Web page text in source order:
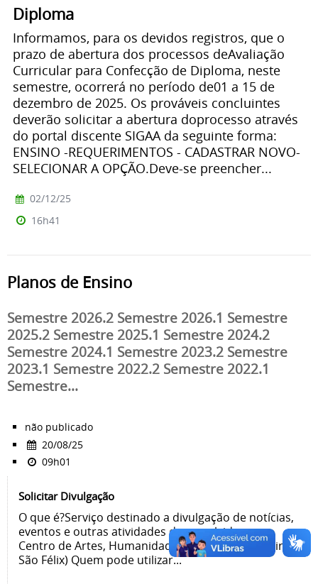
Diploma
Informamos, para os devidos registros, que o
prazo de abertura dos processos deAvaliação
Curricular para Confecção de Diploma, neste
semestre, ocorrerá no período de01 a 15 de
dezembro de 2025. Os prováveis concluintes
deverão solicitar a abertura doprocesso através
do portal discente SIGAA da seguinte forma:
ENSINO -REQUERIMENTOS - CADASTRAR NOVO-
SELECIONAR A OPÇÃO.Deve-se preencher...
02/12/25
16h41
Planos de Ensino
Semestre 2026.2 Semestre 2026.1 Semestre
2025.2 Semestre 2025.1 Semestre 2024.2
Semestre 2024.1 Semestre 2023.2 Semestre
2023.1 Semestre 2022.2 Semestre 2022.1
Semestre...
não publicado
20/08/25
09h01
Solicitar Divulgação
O que é?Serviço destinado a divulgação de notícias,
eventos e outras atividades desenvolvidas no
Centro de Artes, Humanidades e Letras (Cachoeira-
São Félix) Quem pode utilizar...